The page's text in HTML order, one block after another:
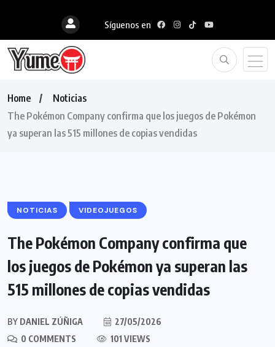
Síguenos en
Home
Noticias
The Pokémon Company confirma que los juegos de Pokémon
ya superan las 515 millones de copias vendidas
NOTICIAS VIDEOJUEGOS
The Pokémon Company confirma que
los juegos de Pokémon ya superan las
515 millones de copias vendidas
BY DANIEL ZÚÑIGA
27/05/2026
0 COMMENTS
101 VIEWS